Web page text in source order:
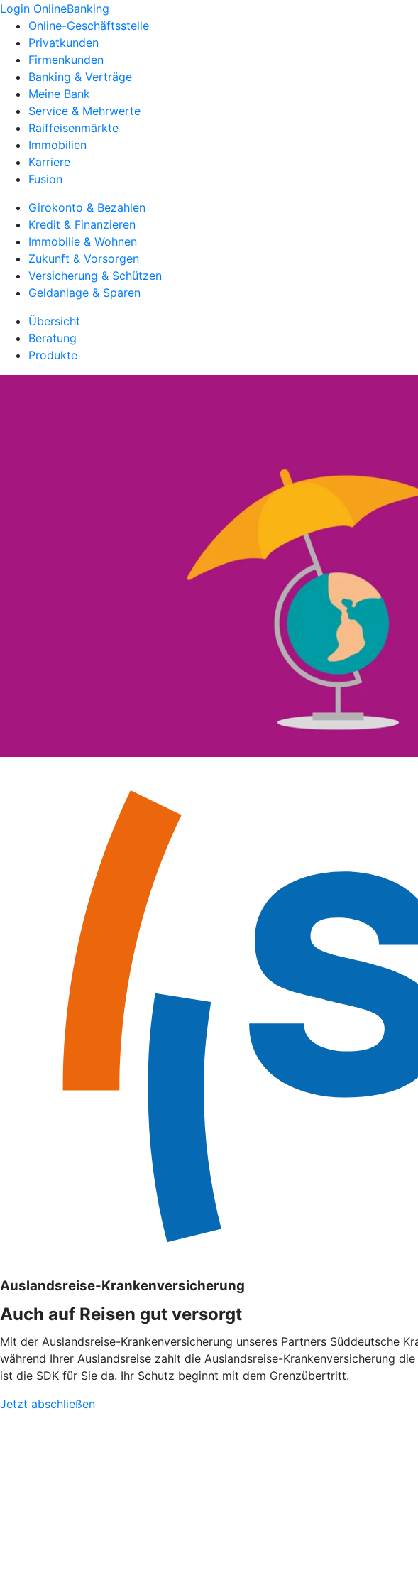
Login OnlineBanking
Online-Geschäftsstelle
Privatkunden
Firmenkunden
Banking & Verträge
Meine Bank
Service & Mehrwerte
Raiffeisenmärkte
Immobilien
Karriere
Fusion
Girokonto & Bezahlen
Kredit & Finanzieren
Immobilie & Wohnen
Zukunft & Vorsorgen
Versicherung & Schützen
Geldanlage & Sparen
Übersicht
Beratung
Produkte
Auslandsreise-Krankenversicherung
Auch auf Reisen gut versorgt
Mit der Auslandsreise-Krankenversicherung unseres Partners Süddeutsche
während Ihrer Auslandsreise zahlt die Auslandsreise-Krankenversicherung
ist die SDK für Sie da. Ihr Schutz beginnt mit dem Grenzübertritt.
Jetzt abschließen